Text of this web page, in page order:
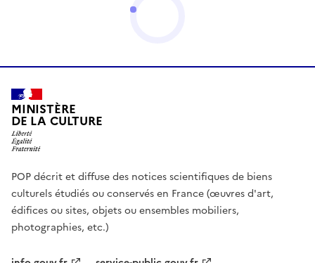
MINISTÈRE
DE LA CULTURE
POP décrit et diffuse des notices scientifiques de biens
culturels étudiés ou conservés en France (œuvres d'art,
édifices ou sites, objets ou ensembles mobiliers,
photographies, etc.)